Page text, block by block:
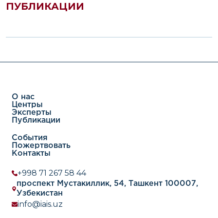
Японией&r
ПУБЛИКАЦИИ
О нас
Центры
Эксперты
Публикации
События
Пожертвовать
Контакты
+998 71 267 58 44
проспект Мустакиллик, 54, Ташкент 100007,
Узбекистан
info@iais.uz